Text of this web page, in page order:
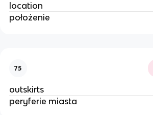
location
położenie
75
outskirts
peryferie miasta